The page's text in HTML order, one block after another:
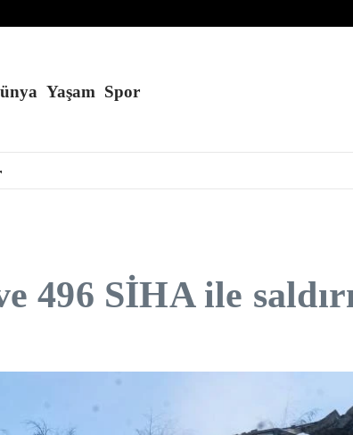
kalacağını söyledi
Yaşam Spor
496 SİHA ile